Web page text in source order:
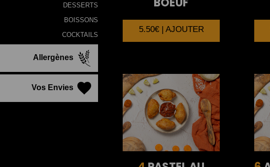
DESSERTS
BOISSONS
COCKTAILS
Allergènes
Vos Envies
5.50€ | AJOUTER